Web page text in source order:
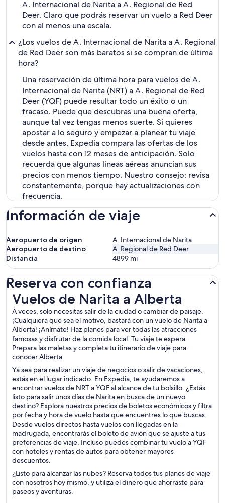
A. Internacional de Narita a A. Regional de Red
Deer. Claro que podrás reservar un vuelo a Red Deer
con al menos una escala.
¿Los vuelos de A. Internacional de Narita a A. Regional
de Red Deer son más baratos si se compran de última
hora?
Una reservación de última hora para vuelos de A.
Internacional de Narita (NRT) a A. Regional de Red
Deer (YQF) puede resultar todo un éxito o un
fracaso. Puede que descubras una buena oferta,
aunque tal vez tengas menos suerte. Si quieres
apostar a lo seguro y empezar a planear tu viaje
desde antes, Expedia compara las ofertas de los
vuelos hasta con 12 meses de anticipación. Solo
recuerda que algunas líneas aéreas anuncian sus
precios con menos tiempo. Nuestro consejo: revisa
constantemente, porque hay actualizaciones con
frecuencia.
Información de viaje
Aeropuerto de origen
A. Internacional de Narita
Aeropuerto de destino
A. Regional de Red Deer
Distancia
4899 mi
Reserva con confianza
Vuelos de Narita a Alberta
A veces, solo necesitas salir de la ciudad o cambiar de paisaje.
¡Cualquiera que sea el motivo, bastará con un vuelo de Narita a
Alberta! ¡Anímate! Haz planes para ver todas las atracciones
famosas y disfrutar de la comida local. Tu viaje te espera.
Prepara las maletas y completa tu itinerario de viaje para
conocer Alberta.
Ya sea para realizar un viaje de negocios o salir de vacaciones,
estás en el lugar indicado. En Expedia, te ayudaremos a
encontrar vuelos de NRT a YQF al alcance de tu bolsillo. ¿Estás
listo para salir unos días de Narita en busca de un nuevo
destino? Explora nuestros precios de boletos económicos y filtra
por fecha y hora de vuelo hasta que encuentres lo que buscas.
Desde vuelos directos hasta vuelos con llegadas en la
madrugada, encontrarás el boleto de avión que se ajuste a tus
preferencias de viaje. Incluso puedes combinar tu vuelo a YQF
con hoteles y rentas de autos para obtener mayores
descuentos.
¿Listo para alcanzar las nubes? Reserva todos tus planes de viaje
con nosotros hoy mismo, y utiliza el dinero que ahorraste para
paseos y aventuras.
Vuelos de Narita a Alberta